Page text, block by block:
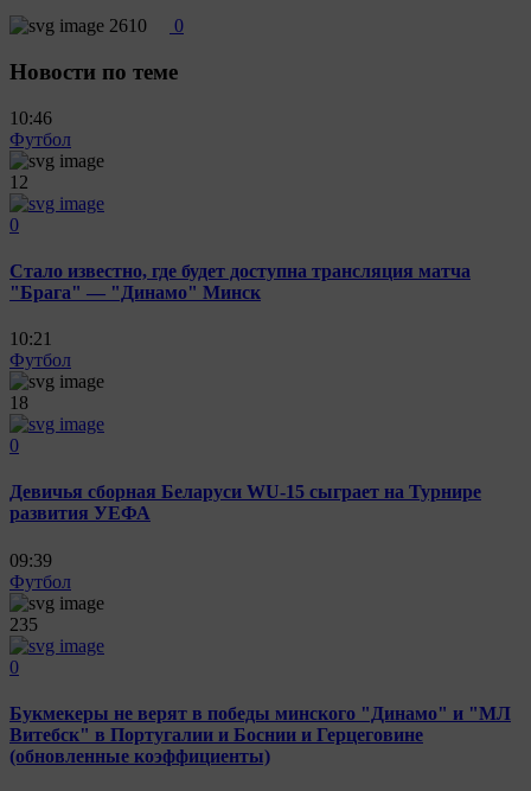
2610 0
Новости по теме
10:46
Футбол
12
0
Стало известно, где будет доступна трансляция матча
"Брага" — "Динамо" Минск
10:21
Футбол
18
0
Девичья сборная Беларуси WU-15 сыграет на Турнире
развития УЕФА
09:39
Футбол
235
0
Букмекеры не верят в победы минского "Динамо" и "МЛ
Витебск" в Португалии и Боснии и Герцеговине
(обновленные коэффициенты)